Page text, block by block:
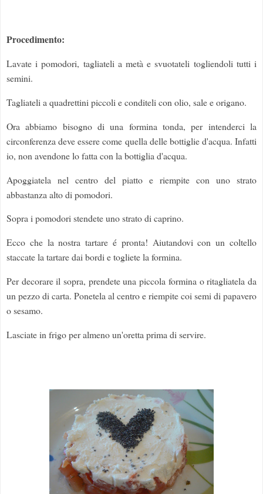
Procedimento:
Lavate i pomodori, tagliateli a metà e svuotateli togliendoli tutti i
semini.
Tagliateli a quadrettini piccoli e conditeli con olio, sale e origano.
Ora abbiamo bisogno di una formina tonda, per intenderci la
circonferenza deve essere come quella delle bottiglie d'acqua. Infatti
io, non avendone lo fatta con la bottiglia d'acqua.
Apoggiatela nel centro del piatto e riempite con uno strato
abbastanza alto di pomodori.
Sopra i pomodori stendete uno strato di caprino.
Ecco che la nostra tartare é pronta! Aiutandovi con un coltello
staccate la tartare dai bordi e togliete la formina.
Per decorare il sopra, prendete una piccola formina o ritagliatela da
un pezzo di carta. Ponetela al centro e riempite coi semi di papavero
o sesamo.
Lasciate in frigo per almeno un'oretta prima di servire.